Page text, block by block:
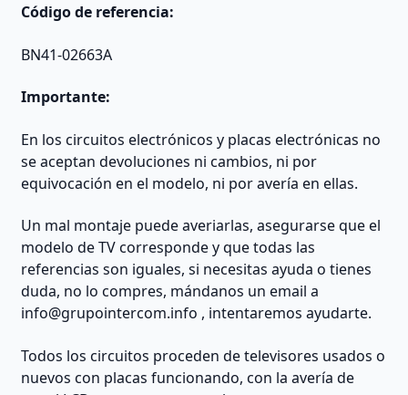
Código de referencia:
BN41-02663A
Importante:
En los circuitos electrónicos y placas electrónicas no
se aceptan devoluciones ni cambios, ni por
equivocación en el modelo, ni por avería en ellas.
Un mal montaje puede averiarlas, asegurarse que el
modelo de TV corresponde y que todas las
referencias son iguales, si necesitas ayuda o tienes
duda, no lo compres, mándanos un email a
info@grupointercom.info , intentaremos ayudarte.
Todos los circuitos proceden de televisores usados o
nuevos con placas funcionando, con la avería de